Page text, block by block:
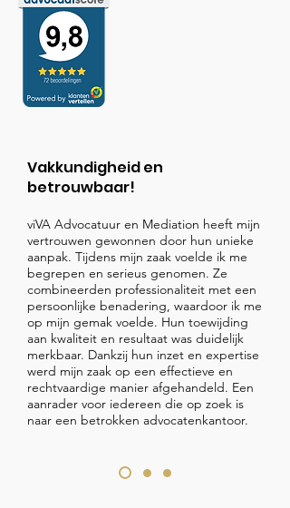
Vakkundigheid en
betrouwbaar!
viVA Advocatuur en Mediation heeft mijn
vertrouwen gewonnen door hun unieke
aanpak. Tijdens mijn zaak voelde ik me
begrepen en serieus genomen. Ze
combineerden professionaliteit met een
persoonlijke benadering, waardoor ik me
op mijn gemak voelde. Hun toewijding
aan kwaliteit en resultaat was duidelijk
merkbaar. Dankzij hun inzet en expertise
werd mijn zaak op een effectieve en
rechtvaardige manier afgehandeld. Een
aanrader voor iedereen die op zoek is
naar een betrokken advocatenkantoor.